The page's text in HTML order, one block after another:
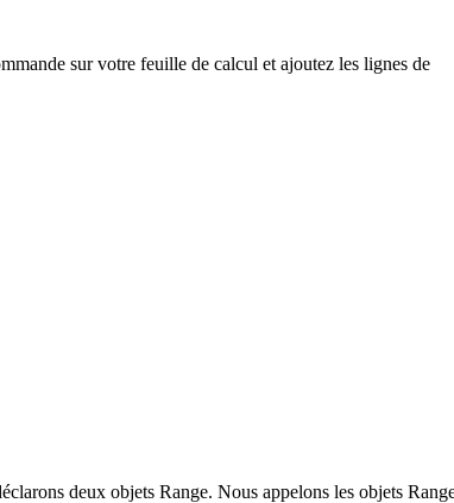
sur votre feuille de calcul et ajoutez les lignes de
deux objets Range. Nous appelons les objets